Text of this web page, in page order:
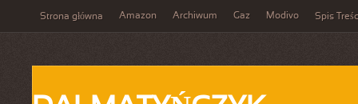
Strona główna Amazon Archiwum Gaz Modivo Spis